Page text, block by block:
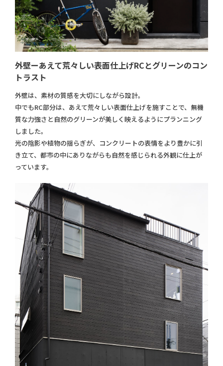
外壁ーあえて荒々しい表面仕上げRCとグリーンのコン
トラスト
外壁は、素材の質感を大切にしながら設計。
中でもRC部分は、あえて荒々しい表面仕上げを施すことで、無機
質な力強さと自然のグリーンが美しく映えるようにプランニング
しました。
光の陰影や植物の揺らぎが、コンクリートの表情をより豊かに引
き立て、都市の中にありながらも自然を感じられる外観に仕上が
っています。